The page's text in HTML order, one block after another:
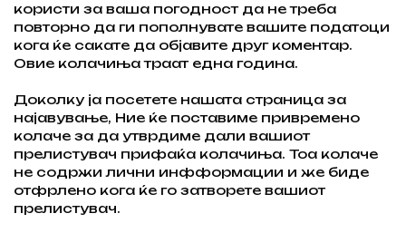
користи за ваша погодност да не треба
повторно да ги пополнувате вашите податоци
кога ќе сакате да објавите друг коментар.
Овие колачиња траат една година.
Доколку ја посетете нашата страница за
најавување, Ние ќе поставиме привремено
колаче за да утврдиме дали вашиот
прелистувач прифаќа колачиња. Тоа колаче
не содржи лични инфформации и же биде
отфрлено кога ќе го затворете вашиот
прелистувач.